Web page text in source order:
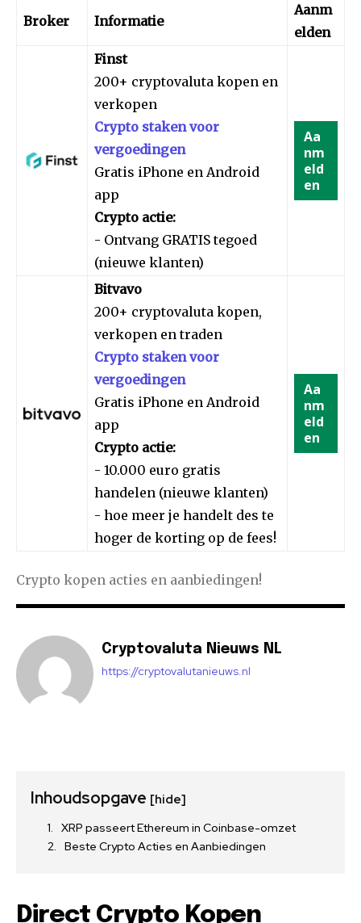
Broker Informatie
Aanm
elden
Finst
200+ cryptovaluta kopen en
verkopen
Crypto staken voor
vergoedingen
Gratis iPhone en Android
app
Crypto actie:
- Ontvang GRATIS tegoed
(nieuwe klanten)
Aa
nm
eld
en
Bitvavo
200+ cryptovaluta kopen,
verkopen en traden
Crypto staken voor
vergoedingen
Gratis iPhone en Android
app
Crypto actie:
- 10.000 euro gratis
handelen (nieuwe klanten)
- hoe meer je handelt des te
hoger de korting op de fees!
Aa
nm
eld
en
Crypto kopen acties en aanbiedingen!
Cryptovaluta Nieuws NL
https://cryptovalutanieuws.nl
Inhoudsopgave [hide]
XRP passeert Ethereum in Coinbase-omzet
Beste Crypto Acties en Aanbiedingen
Direct Crypto Kopen